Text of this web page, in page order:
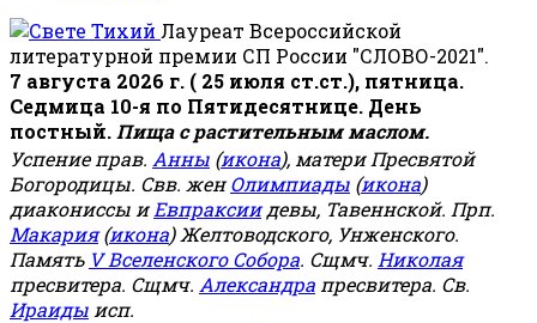
Лауреат Всероссийской
литературной премии СП России "СЛОВО-2021".
7 августа 2026 г. ( 25 июля ст.ст.), пятница.
Седмица 10-я по Пятидесятнице. День
постный. Пища с растительным маслом.
Успение прав. Анны (икона), матери Пресвятой
Богородицы. Свв. женОлимпиады (икона)
диакониссы иЕвпраксиидевы, Тавеннской. Прп.
Макария(икона) Желтоводского, Унженского.
Память V Вселенского Собора. Сщмч. Николая
пресвитера. Сщмч. Александра пресвитера. Св.
Ираиды исп.